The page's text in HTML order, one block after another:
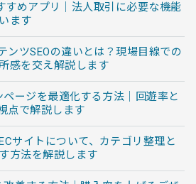
すめアプリ｜法人取引に必要な機能
ます
ンツSEOの違いとは？現場目線での
感を交え解説します
ージを最適化する方法｜回遊率と
点で解説します
サイトについて、カテゴリ整理と
方法を解説します